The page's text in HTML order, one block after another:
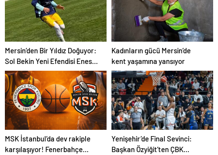
Mersin’den Bir Yıldız Doğuyor:
Sol Bekin Yeni Efendisi Enes
Dağ!
Kadınların gücü Mersin’de
kent yaşamına yansıyor
MSK İstanbul’da dev rakiple
karşılaşıyor! Fenerbahçe
Yenişehir’de Final Sevinci:
Başkan Özyiğit’ten ÇBK